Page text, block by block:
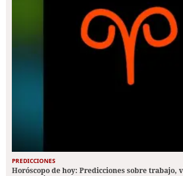
PREDICCIONES
Horóscopo de hoy: Predicciones sobre trabajo,